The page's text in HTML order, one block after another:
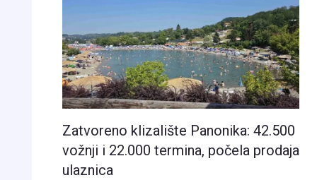
Zatvoreno klizalište Panonika: 42.500
vožnji i 22.000 termina, počela prodaja
ulaznica